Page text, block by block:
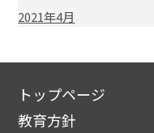
2021年4月
トップページ
教育方針